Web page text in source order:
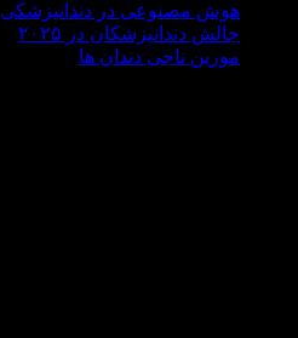
هوش مصنوعی در دندانپزشکی
چالش‌ دندانپزشکان در ۲۰۲۵
مورین ناجی دندان ها